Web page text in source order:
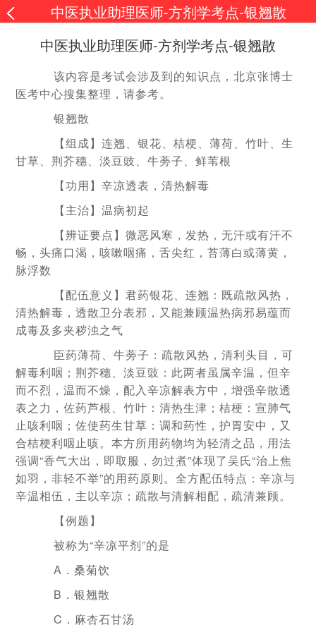
中医执业助理医师-方剂学考点-银翘散
中医执业助理医师-方剂学考点-银翘散
该内容是考试会涉及到的知识点，北京张博士
医考中心搜集整理，请参考。
银翘散
【组成】连翘、银花、桔梗、薄荷、竹叶、生
甘草、荆芥穗、淡豆豉、牛蒡子、鲜苇根
【功用】辛凉透表，清热解毒
【主治】温病初起
【辨证要点】微恶风寒，发热，无汗或有汗不
畅，头痛口渴，咳嗽咽痛，舌尖红，苔薄白或薄黄，
脉浮数
【配伍意义】君药银花、连翘：既疏散风热，
清热解毒，透散卫分表邪，又能兼顾温热病邪易蕴而
成毒及多夹秽浊之气
臣药薄荷、牛蒡子：疏散风热，清利头目，可
解毒利咽；荆芥穗、淡豆豉：此两者虽属辛温，但辛
而不烈，温而不燥，配入辛凉解表方中，增强辛散透
表之力，佐药芦根、竹叶：清热生津；桔梗：宣肺气
止咳利咽；佐使药生甘草：调和药性，护胃安中，又
合桔梗利咽止咳。本方所用药物均为轻清之品，用法
强调“香气大出，即取服，勿过煮”体现了吴氏“治上焦
如羽，非轻不举”的用药原则。全方配伍特点：辛凉与
辛温相伍，主以辛凉；疏散与清解相配，疏清兼顾。
【例题】
被称为“辛凉平剂”的是
A．桑菊饮
B．银翘散
C．麻杏石甘汤